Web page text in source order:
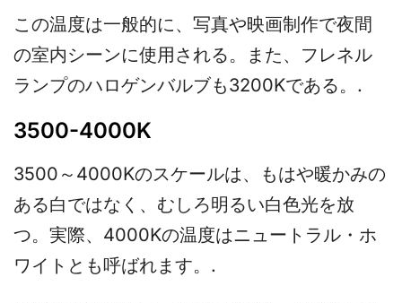
この温度は一般的に、写真や映画制作で夜間
の室内シーンに使用される。また、フレネル
ランプのハロゲンバルブも3200Kである。.
3500-4000K
3500～4000Kのスケールは、もはや暖かみの
ある白ではなく、むしろ明るい白色光を放
つ。実際、4000Kの温度はニュートラル・ホ
ワイトとも呼ばれます。.